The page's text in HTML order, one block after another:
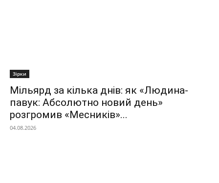
Зірки
Мільярд за кілька днів: як «Людина-
павук: Абсолютно новий день»
розгромив «Месників»...
04.08.2026